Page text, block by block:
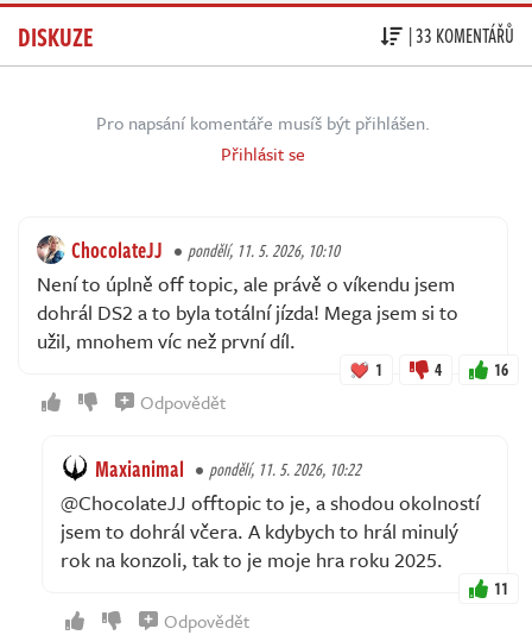
DISKUZE | 33 KOMENTÁŘŮ
Pro napsání komentáře musíš být přihlášen.
Přihlásit se
ChocolateJJ pondělí, 11. 5. 2026, 10:10
Není to úplně off topic, ale právě o víkendu jsem
dohrál DS2 a to byla totální jízda! Mega jsem si to
užil, mnohem víc než první díl.
1 4 16
Odpovědět
Maxianimal pondělí, 11. 5. 2026, 10:22
@ChocolateJJ offtopic to je, a shodou okolností
jsem to dohrál včera. A kdybych to hrál minulý
rok na konzoli, tak to je moje hra roku 2025.
11
Odpovědět